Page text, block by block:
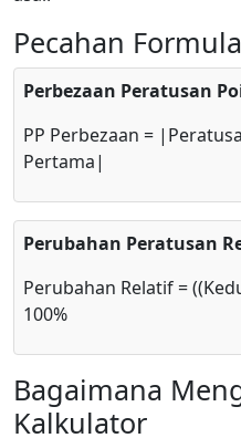
Pecahan Formula
Perbezaan Peratusan
PP Perbezaan =
Pertama|
Perubahan Peratusan
Perubahan Relatif =
100%
Bagaimana
Kalkulator